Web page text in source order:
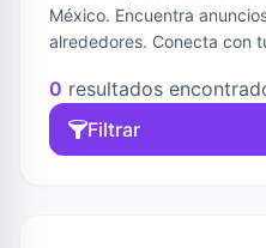
México. Encuentra
alrededores. Conecta con
0 resultados
Filtrar